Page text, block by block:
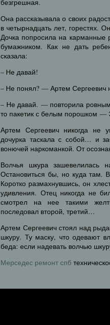
безгрешная.
Она рассказывала о своих
в четырнадцать лет, горестях.
Дочка попросила на
бумажником. Как не дать
сказала:
– Не давай!
– Не понял? — Артем Сергеевич
– Не давай. — повторила
то пакетик с белым порошком —
Артем Сергеевич никогда не
дочурка таскала с собой… и
вонючей наркоманкой. От
Волчья шкура зашевелилась
Остановиться бы, но куда там.
Коротко размахнувшись, он
удивления. Отец никогда не
смотрел на нее такими
последовал второй, третий…
Артем Сергеевич стоял над
шкуру. Ту маску, что одевают
беда: если надевать волчью
Мерседес ремонт спб